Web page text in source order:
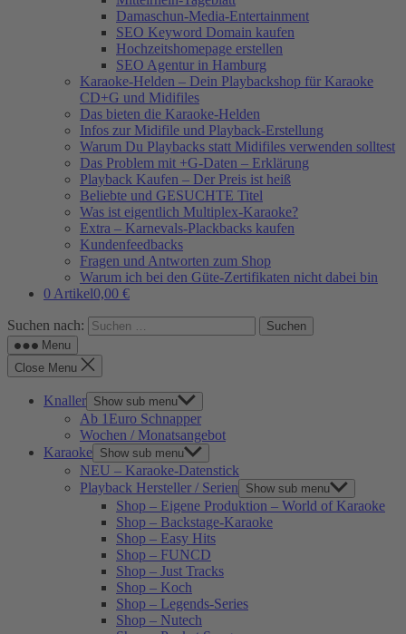
Damaschun-Media-Entertainment
SEO Keyword Domain kaufen
Hochzeitshomepage erstellen
SEO Agentur in Hamburg
Karaoke-Helden – Dein Playbackshop für Karaoke
CD+G und Midifiles
Das bieten die Karaoke-Helden
Infos zur Midifile und Playback-Erstellung
Warum Du Playbacks statt Midifiles verwenden solltest
Das Problem mit +G-Daten – Erklärung
Playback Kaufen – Der Preis ist heiß
Beliebte und GESUCHTE Titel
Was ist eigentlich Multiplex-Karaoke?
Extra – Karnevals-Plackbacks kaufen
Kundenfeedbacks
Fragen und Antworten zum Shop
Warum ich bei den Güte-Zertifikaten nicht dabei bin
0 Artikel0,00 €
Suchen nach:
Menu
Close Menu
Knaller Show sub menu
Ab 1Euro Schnapper
Wochen / Monatsangebot
Karaoke Show sub menu
NEU – Karaoke-Datenstick
Playback Hersteller / Serien
Show sub menu
Shop – Eigene Produktion – World of Karaoke
Shop – Backstage-Karaoke
Shop – Easy Hits
Shop – FUNCD
Shop – Just Tracks
Shop – Koch
Shop – Legends-Series
Shop – Nutech